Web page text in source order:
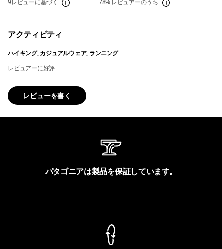
9レビューに基づく 78% レビュアーのうち
アクティビティ
ハイキング, カジュアルウェア, ランニング
レビュアーに好評
レビューを書く
パタゴニアは製品を保証しています。